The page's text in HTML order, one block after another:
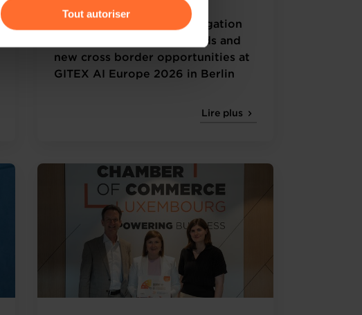
Politique de protection des données
Tout autoriser
Luxembourg business delegation
explores the latest AI trends and
new cross border opportunities at
GITEX AI Europe 2026 in Berlin
Lire plus